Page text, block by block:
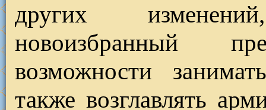
других
новоизбранный
возможности
также возглавлять